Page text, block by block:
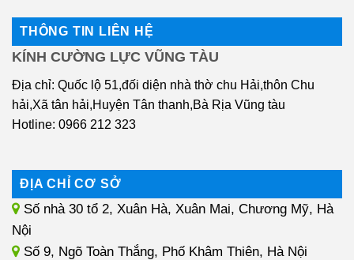
THÔNG TIN LIÊN HỆ
KÍNH CƯỜNG LỰC VŨNG TÀU
Địa chỉ: Quốc lộ 51,đối diện nhà thờ chu Hải,thôn Chu
hải,Xã tân hải,Huyện Tân thanh,Bà Rịa Vũng tàu
Hotline: 0966 212 323
ĐỊA CHỈ CƠ SỞ
Số nhà 30 tổ 2, Xuân Hà, Xuân Mai, Chương Mỹ, Hà
Nội
Số 9, Ngõ Toàn Thắng, Phố Khâm Thiên, Hà Nội